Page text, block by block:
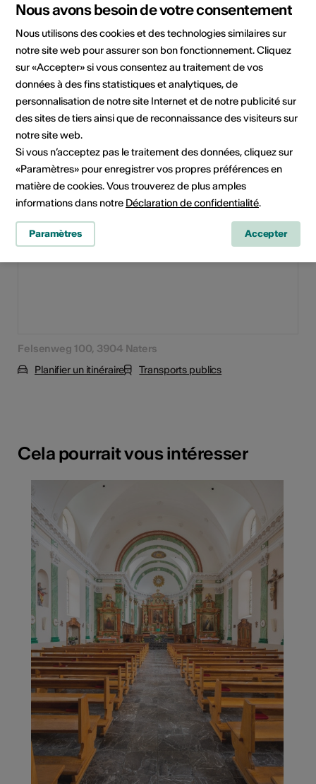
Site Internet
Domaine
Type d'événement
Exposition
Classe d'âge
Tout public
Lieu de l'événement
Felsenweg 100, 3904 Naters
Planifier un itinéraire
Transports publics
Cela pourrait vous intéresser
Nous avons besoin de votre consentement
Nous utilisons des cookies et des technologies similaires sur
notre site web pour assurer son bon fonctionnement. Cliquez
sur «Accepter» si vous consentez au traitement de vos
données à des fins statistiques et analytiques, de
personnalisation de notre site Internet et de notre publicité sur
des sites de tiers ainsi que de reconnaissance des visiteurs sur
notre site web.
Si vous n’acceptez pas le traitement des données, cliquez sur
«Paramètres» pour enregistrer vos propres préférences en
matière de cookies. Vous trouverez de plus amples
informations dans notre Déclaration de confidentialité.
Paramètres Accepter